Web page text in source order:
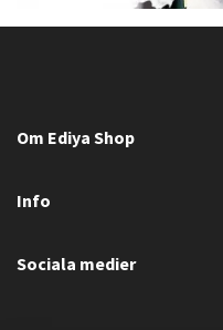
Om Ediya Shop
Info
Sociala medier